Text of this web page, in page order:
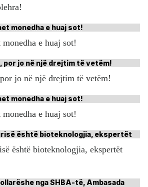
monedha e huaj sot!
jo në një drejtim të vetëm!
monedha e huaj sot!
është bioteknologjia, ekspertët